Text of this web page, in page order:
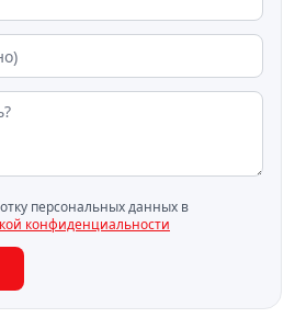
персональных данных в
конфиденциальности